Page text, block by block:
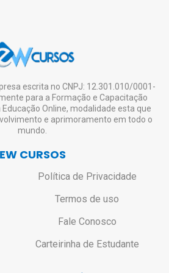
escrita no CNPJ: 12.301.010/0001-
para a Formação e Capacitação
Online, modalidade esta que
e aprimoramento em todo o
mundo.
EW CURSOS
Política de Privacidade
Termos de uso
Fale Conosco
Carteirinha de Estudante